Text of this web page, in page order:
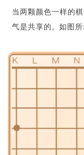
当两颗颜色一样的
气是共享的。如图